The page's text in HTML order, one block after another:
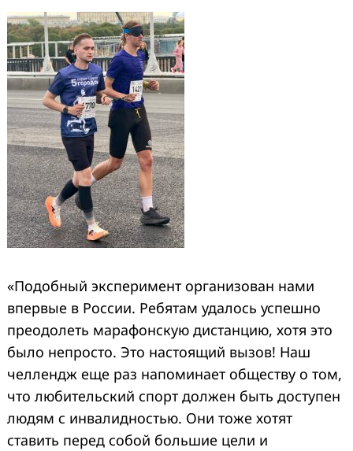
«Подобный эксперимент организован нами
впервые в России. Ребятам удалось успешно
преодолеть марафонскую дистанцию, хотя это
было непросто. Это настоящий вызов! Наш
челлендж еще раз напоминает обществу о том,
что любительский спорт должен быть доступен
людям с инвалидностью. Они тоже хотят
ставить перед собой большие цели и